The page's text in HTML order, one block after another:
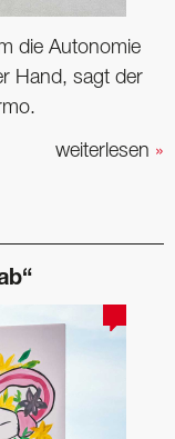
die Autonomie
Hand, sagt der
weiterlesen »